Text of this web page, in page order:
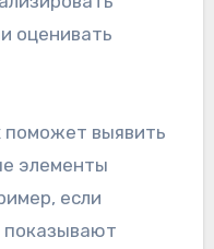
оценивать
поможет выявить
элементы
если
показывают